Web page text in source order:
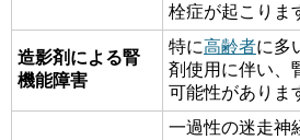
栓症が起こりま
造影剤による腎
機能障害
特に高齢者に多
剤使用に伴い、
可能性がありま
一過性の迷走神